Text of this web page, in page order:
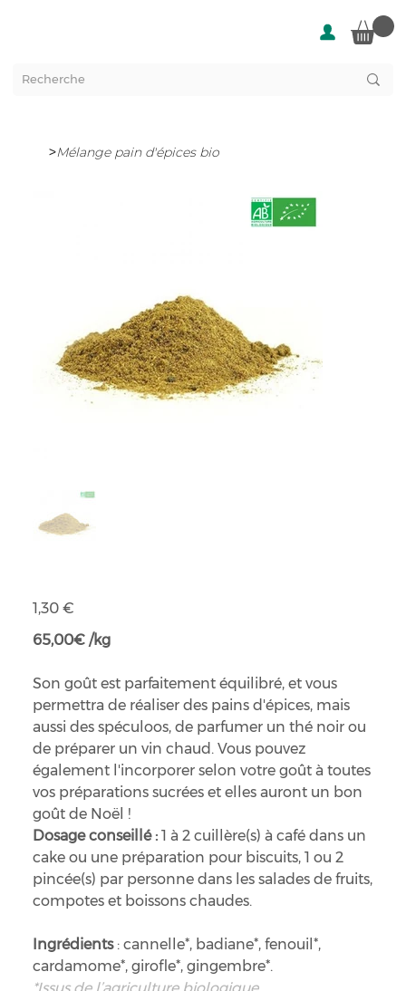
>Mélange pain d'épices bio
Prix
1,30 €
65,00€ /kg
Son goût est parfaitement équilibré, et vous
permettra de réaliser des pains d'épices, mais
aussi des spéculoos, de parfumer un thé noir ou
de préparer un vin chaud. Vous pouvez
également l'incorporer selon votre goût à toutes
vos préparations sucrées et elles auront un bon
goût de Noël !
Dosage conseillé :1 à 2 cuillère(s) à café dans un
cake ou une préparation pour biscuits, 1 ou 2
pincée(s) par personne dans les salades de fruits,
compotes et boissons chaudes.
Ingrédients : cannelle*, badiane*, fenouil*,
cardamome*, girofle*, gingembre*.